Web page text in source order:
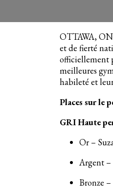
OTTAWA, ON
et de fierté
officiellement
meilleures
habileté et
Places sur le
GRI Haute
Or –
Argent
Bronze